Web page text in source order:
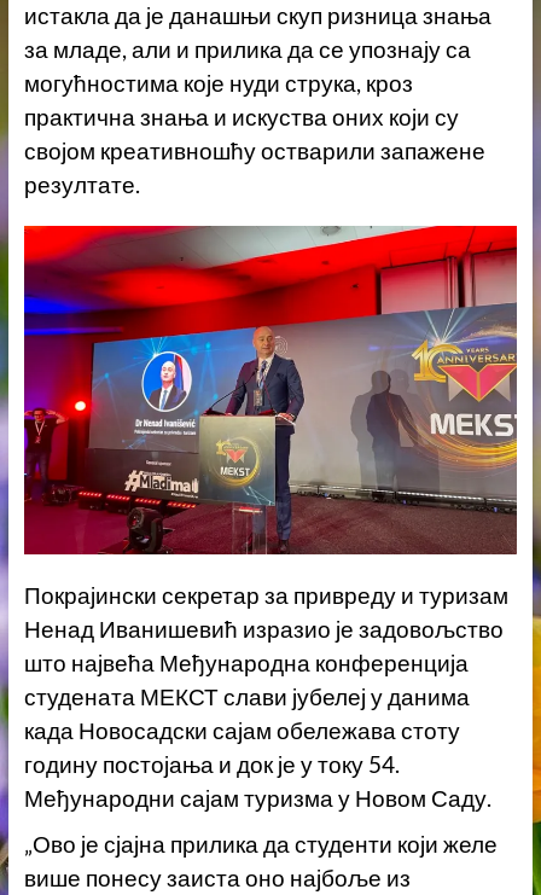
истакла да је данашњи скуп ризница знања
за младе, али и прилика да се упознају са
могућностима које нуди струка, кроз
практична знања и искуства оних који су
својом креативношћу остварили запажене
резултате.
Покрајински секретар за привреду и туризам
Ненад Иванишевић изразио је задовољство
што највећа Међународна конференција
студената МЕКСТ слави јубелеј у данима
када Новосадски сајам обележава стоту
годину постојања и док је у току 54.
Међународни сајам туризма у Новом Саду.
„Ово је сјајна прилика да студенти који желе
више понесу заиста оно најбоље из